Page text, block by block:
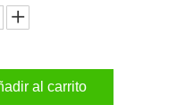
al carrito